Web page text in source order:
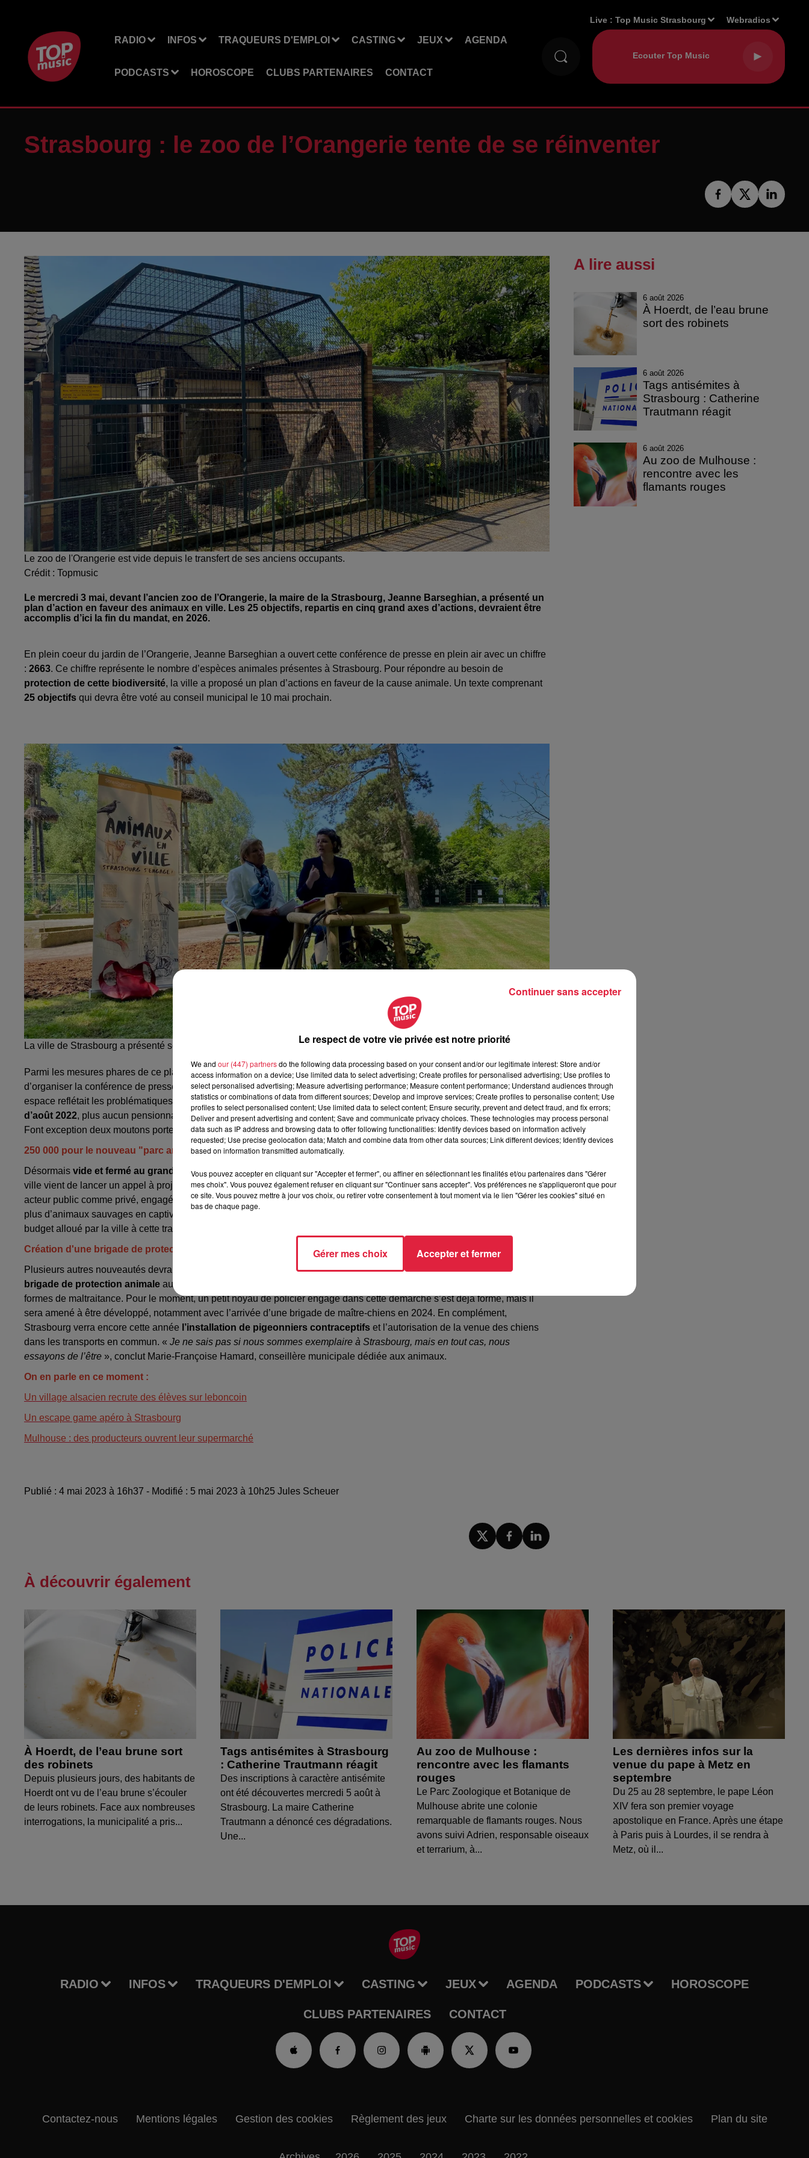
RADIO INFOS TRAQUEURS D'EMPLOI CASTING JEUX AGENDA
PODCASTS HOROSCOPE CLUBS PARTENAIRES CONTACT
Live :Top Music Strasbourg Webradios
Strasbourg : le zoo de l’Orangerie tente de se réinventer
Le zoo de l'Orangerie est vide depuis le transfert de ses anciens occupants.
Crédit : Topmusic
Le mercredi 3 mai, devant l’ancien zoo de l’Orangerie, la maire de la Strasbourg, Jeanne Barseghian, a présenté un
plan d’action en faveur des animaux en ville. Les 25 objectifs, repartis en cinq grand axes d’actions, devraient être
accomplis d’ici la fin du mandat, en 2026.
En plein coeur du jardin de l’Orangerie, Jeanne Barseghian a ouvert cette conférence de presse en plein air avec un chiffre
: 2663. Ce chiffre représente le nombre d’espèces animales présentes à Strasbourg. Pour répondre au besoin de
protection de cette biodiversité, la ville a proposé un plan d’actions en faveur de la cause animale. Un texte comprenant
25 objectifs qui devra être voté au conseil municipal le 10 mai prochain.
La ville de Strasbourg a présenté son plan d'actions en faveur des animaux le 3 mai.
Parmi les mesures phares de ce plan d’actions :la transformation de l’ancien zoo de l’Orangerie. Le choix de la maire,
d’organiser la conférence de presse devant l’ancienne grille des gorilles de cet ancien zoo n’avait rien d’anodin. Cet
espace reflétait les problématiques autour de l’éthique animale qui existaient à Strasbourg. Désormais,depuis le mois
d’août 2022, plus aucun pensionnaire n’est présent dans les enclos de l’Orangerie, transférés dans de plus grand espaces.
Font exception deux moutons porteurs sains de la paratuberculose, empêchant donc leur transfert auprès d’autres animaux.
250 000 pour le nouveau "parc animalier pédagogique" de l'Orangerie
Désormais vide et fermé au grand public, l’ancien zoo de l’Orangerie n’est pourtant pas voué à rester à l’abandon. La
ville vient de lancer un appel à projet qui prendra fin au mois de septembre 2023. Strasbourg souhaite trouver un nouvel
acteur public comme privé, engagé dans la cause animale, pour ouvrir unparc animalier pédagogiquequi n’accueillera
plus d’animaux sauvages en captivité. Ce projet devra également prioriser la gratuité de son accès pour le grand public. Le
budget alloué par la ville à cette transformation tournera autour de
Création d'une brigade de protection animale
Plusieurs autres nouveautés devraient également voir le jour d’ici à la fin de l’année 2023. La ville entend constituer une
brigade de protection animale au sein de la police municipale. Leur objectif : intervenir sur le terrain contre les diverses
formes de maltraitance. Pour le moment, un petit noyau de policier engagé dans cette démarche s’est déjà formé, mais il
sera amené à être développé, notamment avec l’arrivée d’une brigade de maître-chiens en 2024. En complément,
Strasbourg verra encore cette année l’installation de pigeonniers contraceptifs et l’autorisation de la venue des chiens
dans les transports en commun. « Je ne sais pas si nous sommes exemplaire à Strasbourg, mais en tout cas, nous
essayons de l’être », conclut Marie-Françoise Hamard, conseillère municipale dédiée aux animaux.
On en parle en ce moment :
Un village alsacien recrute des élèves sur leboncoin
Un escape game apéro à Strasbourg
Mulhouse : des producteurs ouvrent leur supermarché
Publié : 4 mai 2023 à 16h37 - Modifié : 5 mai 2023 à 10h25 Jules Scheuer
A lire aussi
6 août 2026
À Hoerdt, de l’eau brune
sort des robinets
6 août 2026
Tags antisémites à
Strasbourg : Catherine
Trautmann réagit
6 août 2026
Au zoo de Mulhouse :
rencontre avec les
flamants rouges
À découvrir également
À Hoerdt, de l’eau brune sort
des robinets
Depuis plusieurs jours, des habitants de
Hoerdt ont vu de l’eau brune s’écouler
de leurs robinets. Face aux nombreuses
interrogations, la municipalité a pris...
Tags antisémites à Strasbourg
: Catherine Trautmann réagit
Des inscriptions à caractère antisémite
ont été découvertes mercredi 5 août à
Strasbourg. La maire Catherine
Trautmann a dénoncé ces dégradations.
Une...
Au zoo de Mulhouse :
rencontre avec les flamants
rouges
Le Parc Zoologique et Botanique de
Mulhouse abrite une colonie
remarquable de flamants rouges. Nous
avons suivi Adrien, responsable oiseaux
et terrarium, à...
Les dernières infos sur la
venue du pape à Metz en
septembre
Du 25 au 28 septembre, le pape Léon
XIV fera son premier voyage
apostolique en France. Après une étape
à Paris puis à Lourdes, il se rendra à
Metz, où il...
RADIO INFOS TRAQUEURS D'EMPLOI CASTING JEUX AGENDA PODCASTS HOROSCOPE
CLUBS PARTENAIRES CONTACT
Contactez-nous Mentions légales Gestion des cookies Règlement des jeux Charte sur les données personnelles et cookies Plan du site
Le respect de votre vie privée est notre priorité
We and our (447) partnersdo the following data processing based on your consent and/or our legitimate interest: Store and/or
access information on a device; Use limited data to select advertising; Create profiles for personalised advertising; Use profiles to
select personalised advertising; Measure advertising performance; Measure content performance; Understand audiences through
statistics or combinations of data from different sources; Develop and improve services; Create profiles to personalise content; Use
profiles to select personalised content; Use limited data to select content; Ensure security, prevent and detect fraud, and fix errors;
Deliver and present advertising and content; Save and communicate privacy choices. These technologies may process personal
data such as IP address and browsing data to offer following functionalities: Identify devices based on information actively
requested; Use precise geolocation data; Match and combine data from other data sources; Link different devices; Identify devices
based on information transmitted automatically.
Vous pouvez accepter en cliquant sur "Accepter et fermer", ou affiner en sélectionnant les finalités et/ou partenaires dans "Gérer
mes choix". Vous pouvez également refuser en cliquant sur "Continuer sans accepter". Vos préférences ne s'appliqueront que pour
ce site. Vous pouvez mettre à jour vos choix, ou retirer votre consentement à tout moment via le lien "Gérer les cookies" situé en
bas de chaque page.
Gérer mes choix Accepter et fermer
Continuer sans accepter